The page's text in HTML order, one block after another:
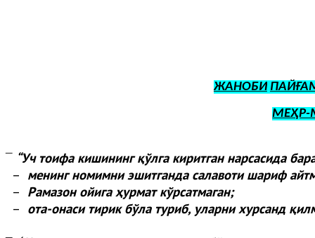
ЖАНОБИ
МЕҲР-
¯ “Уч тоифа кишининг қўлга киритган нарсасида
– менинг номимни эшитганда салавоти шариф
– Рамазон ойига ҳурмат кўрсатмаган;
– ота-онаси тирик бўла туриб, уларни хурсанд